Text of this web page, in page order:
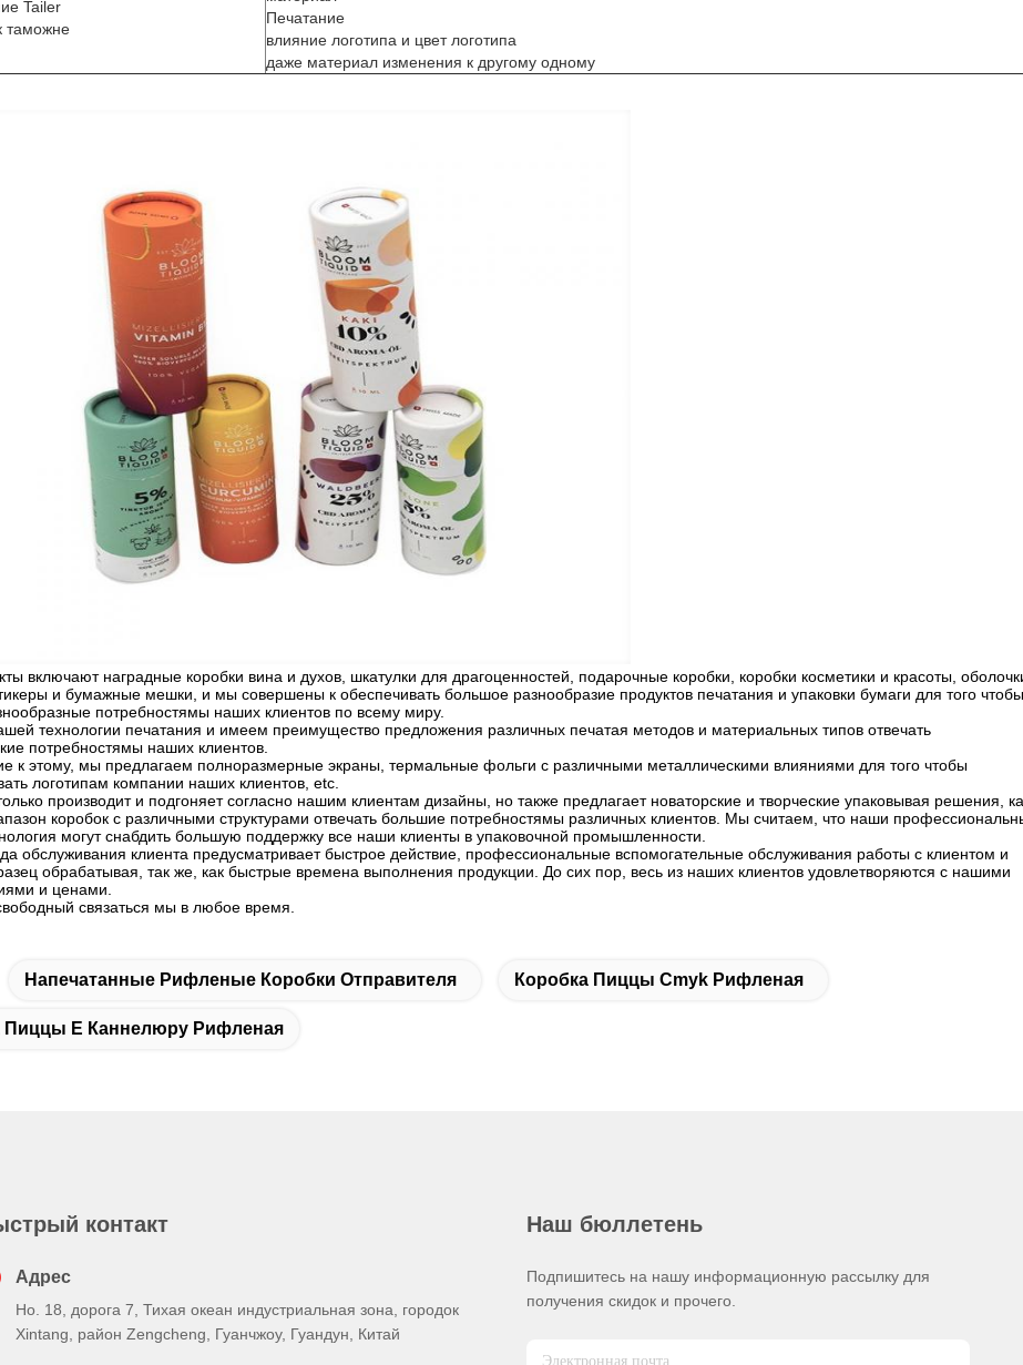
Tailer
таможне
Печатание
влияние логотипа и цвет логотипа
даже материал изменения к другому одному
включают наградные коробки вина и духов, шкатулки для драгоценностей, подарочные коробки, коробки косметики и красоты,
и бумажные мешки, и мы совершены к обеспечивать большое разнообразие продуктов печатания и упаковки бумаги для того чтобы
потребностямы наших клиентов по всему миру.
технологии печатания и имеем преимущество предложения различных печатая методов и материальных типов отвечать
потребностямы наших клиентов.
к этому, мы предлагаем полноразмерные экраны, термальные фольги с различными металлическими влияниями для того чтобы
логотипам компании наших клиентов, etc.
производит и подгоняет согласно нашим клиентам дизайны, но также предлагает новаторские и творческие упаковывая решения,
коробок с различными структурами отвечать большие потребностямы различных клиентов. Мы считаем, что наши
могут снабдить большую поддержку все наши клиенты в упаковочной промышленности.
обслуживания клиента предусматривает быстрое действие, профессиональные вспомогательные обслуживания работы с клиентом и
обрабатывая, так же, как быстрые времена выполнения продукции. До сих пор, весь из наших клиентов удовлетворяются с нашими
и ценами.
связаться мы в любое время.
Напечатанные Рифленые Коробки Отправителя Коробка Пиццы Cmyk Рифленая
Пиццы E Каннелюру Рифленая
контакт
Адрес
Но. 18, дорога 7, Тихая океан индустриальная зона, городок
Xintang, район Zengcheng, Гуанчжоу, Гуандун, Китай
Наш бюллетень
Подпишитесь на нашу информационную рассылку для
получения скидок и прочего.